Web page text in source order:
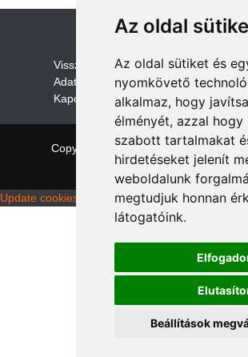
Az oldal
Az oldal sütiket és
nyomkövető
alkalmaz, hogy
élményét, azzal hogy
szabott tartalmakat
hirdetéseket jelenít
weboldalunk
megtudjuk honnan
látogatóink.
Beállítások
Visszaküldési és visszatérítési
Adatvédelem /GDPR
Kapcsolat
Copyright © 2026
NewStoreby
Update cookies preferences